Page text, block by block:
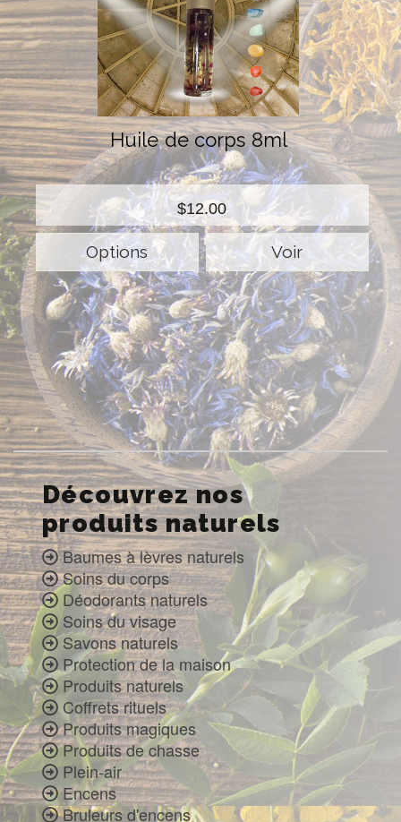
Huile de corps 8ml
$12.00
Options Voir
Découvrez nos
produits naturels
Baumes à lèvres naturels
Soins du corps
Déodorants naturels
Soins du visage
Savons naturels
Protection de la maison
Produits naturels
Coffrets rituels
Produits magiques
Produits de chasse
Plein-air
Encens
Bruleurs d'encens